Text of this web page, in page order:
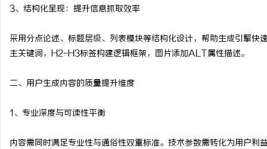
3、结构化呈现：提升信息抓取效率
采用分点论述、标题层级、列表模块等结构化设计，帮助生成引擎
主关键词，H2-H3标签构建逻辑框架，图片添加ALT属性描述。
二、用户生成内容的质量提升维度
1、专业深度与可读性平衡
内容需同时满足专业性与通俗性双重标准。技术参数需转化为用户